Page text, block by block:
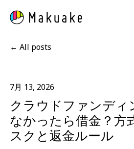
All posts
7月 13, 2026
クラウドファンディ
なかったら借金？方
スクと返金ルール